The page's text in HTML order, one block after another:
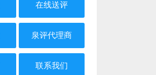
在线送评
泉评代理商
联系我们